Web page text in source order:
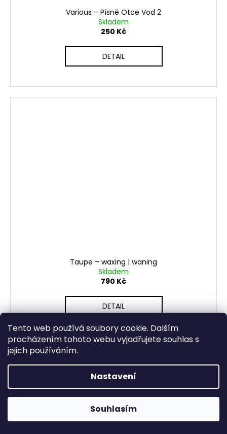
Tento web používá soubory cookie. Dalším
procházením tohoto webu vyjadřujete souhlas s
jejich používáním.
Nastavení
Souhlasím
Otevřeno Út - Pá 13:00 - 19:00, So - 10:00 - 16:00 Lužická
Various ‎– Písně Otce Vod 2
Skladem
250 Kč
DETAIL
Taupe – waxing | waning
Skladem
790 Kč
DETAIL